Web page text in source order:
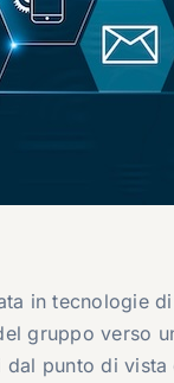
in tecnologie di
gruppo verso
punto di vista